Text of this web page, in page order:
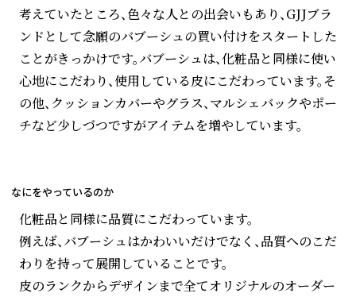
考えていたところ、色々な人との出会いもあり、GJJブラ
ンドとして念願のバブーシュの買い付けをスタートした
ことがきっかけです。バブーシュは、化粧品と同様に使い
心地にこだわり、使用している皮にこだわっています。そ
の他、クッションカバーやグラス、マルシェバックやポー
チなど少しづつですがアイテムを増やしています。
なにをやっているのか
化粧品と同様に品質にこだわっています。
例えば、バブーシュはかわいいだけでなく、品質へのこだ
わりを持って展開していることです。
皮のランクからデザインまで全てオリジナルのオーダー